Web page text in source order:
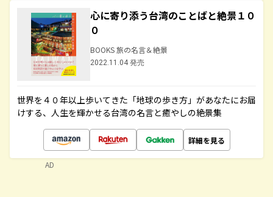
心に寄り添う台湾のことばと絶景１０
０
BOOKS 旅の名言＆絶景
2022.11.04 発売
世界を４０年以上歩いてきた「地球の歩き方」があなたにお届
けする、人生を輝かせる台湾の名言と癒やしの絶景集
詳細を見る
AD